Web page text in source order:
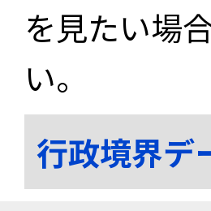
を見たい場
い。
行政境界デ